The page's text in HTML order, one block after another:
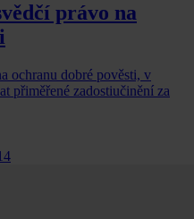
právo na
ochranu dobré pověsti, v
přiměřené zadostiučinění za